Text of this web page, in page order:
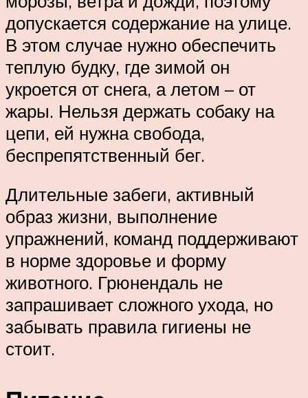
допускается содержание на улице.
В этом случае нужно обеспечить
теплую будку, где зимой он
укроется от снега, а летом – от
жары. Нельзя держать собаку на
цепи, ей нужна свобода,
беспрепятственный бег.
Длительные забеги, активный
образ жизни, выполнение
упражнений, команд поддерживают
в норме здоровье и форму
животного. Грюнендаль не
запрашивает сложного ухода, но
забывать правила гигиены не
стоит.